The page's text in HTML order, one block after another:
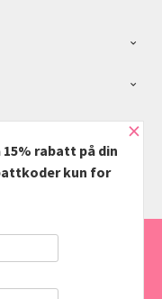
OG PERSONVERN
×
rabatt på din
kun for